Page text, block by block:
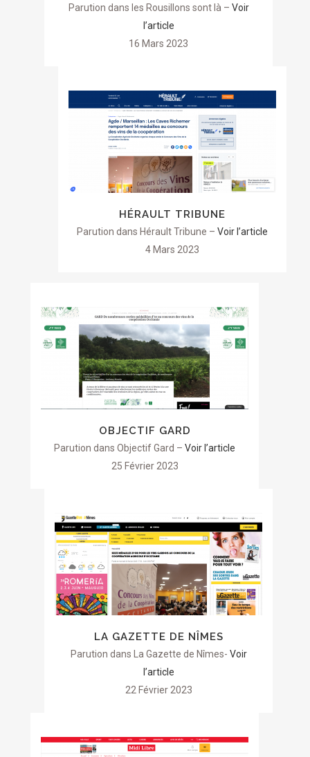
Parution dans les Rousillons sont là – Voir
l’article
16 Mars 2023
HÉRAULT TRIBUNE
Parution dans Hérault Tribune – Voir l’article
4 Mars 2023
OBJECTIF GARD
Parution dans Objectif Gard – Voir l’article
25 Février 2023
LA GAZETTE DE NÎMES
Parution dans La Gazette de Nîmes- Voir
l’article
22 Février 2023